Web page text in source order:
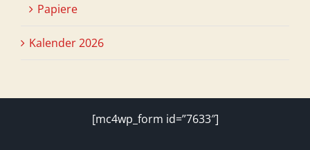
Papiere
Kalender 2026
[mc4wp_form id=”7633″]